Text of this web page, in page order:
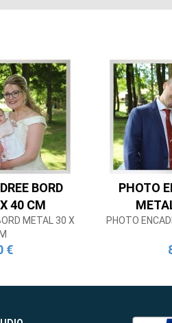
BORD
40 CM
METAL 30 X
€
PHOTO
PHOTO